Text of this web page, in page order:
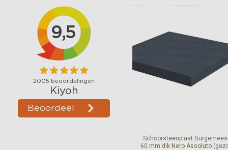
Bekijk en bestel
Schoorsteenplaat
60 mm dik Nero Assoluto